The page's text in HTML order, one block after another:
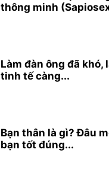
thông minh
Làm đàn ông đã khó,
tinh tế càng...
Bạn thân là gì? Đâu
bạn tốt đúng...